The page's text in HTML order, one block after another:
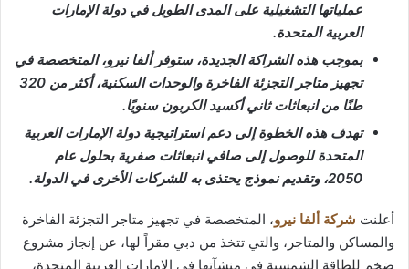
عملياتها التشغيلية على المدى الطويل في دولة الإمارات
العربية المتحدة.
بموجب هذه الشراكة الجديدة، ستوفر ألفا نيرو، المتخصصة في
تجهيز متاجر التجزئة الفاخرة والوحدات السكنية، أكثر من 320
طنًا من انبعاثات ثاني أكسيد الكربون سنويًا.
تهدف هذه الخطوة إلى دعم استراتيجية دولة الإمارات العربية
المتحدة للوصول إلى صافي انبعاثات صفرية بحلول عام
2050، وتقديم نموذج يحتذى به للشركات الأخرى في الدولة.
أعلنت شركة ألفا نيرو، المتخصصة في تجهيز متاجر التجزئة الفاخرة
والمساكن والمتاجر، والتي تتخذ من دبي مقراً لها، عن إنجاز مشروع
ضخم للطاقة الشمسية في منشآتها في الإمارات العربية المتحدة،